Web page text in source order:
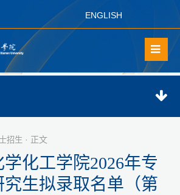
ENGLISH
招生 · 正文
化工学院2026年专
究生拟录取名单（第